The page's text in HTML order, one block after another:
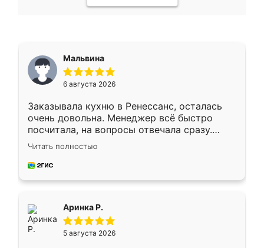
Мальвина
6 августа 2026
Заказывала кухню в Ренессанс, осталась
очень довольна. Менеджер всё быстро
посчитала, на вопросы отвечала сразу.
Замерщик приехал в субботу, подошёл к
делу со всей ответственностью. Собрали
за день, ребята работали аккуратно, даже
Читать полностью
Аринка Р.
5 августа 2026